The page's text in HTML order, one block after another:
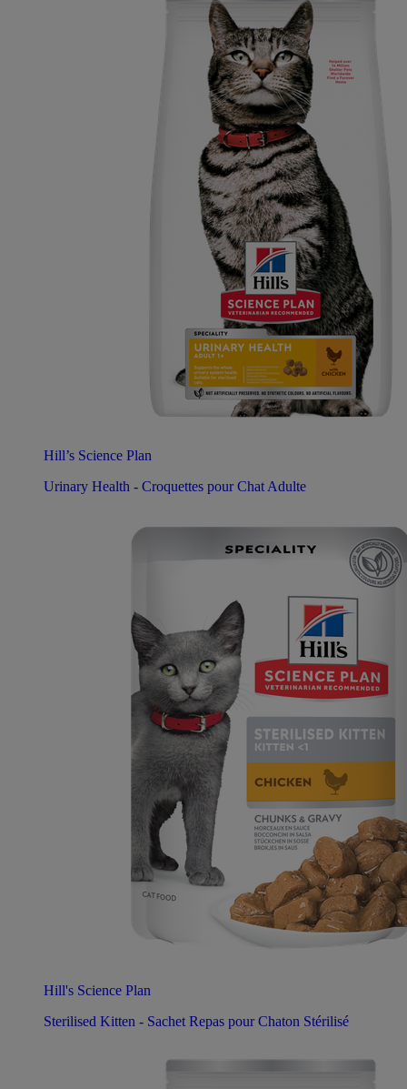
Hill’s Science Plan
Urinary Health - Croquettes pour Chat Adulte
Hill's Science Plan
Sterilised Kitten - Sachet Repas pour Chaton Stérilisé